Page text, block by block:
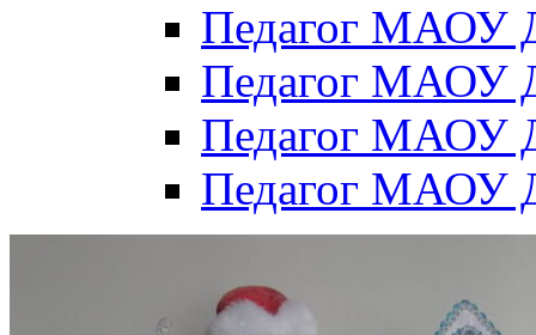
Педагог МАОУ
Педагог МАОУ
Педагог МАОУ
Педагог МАОУ